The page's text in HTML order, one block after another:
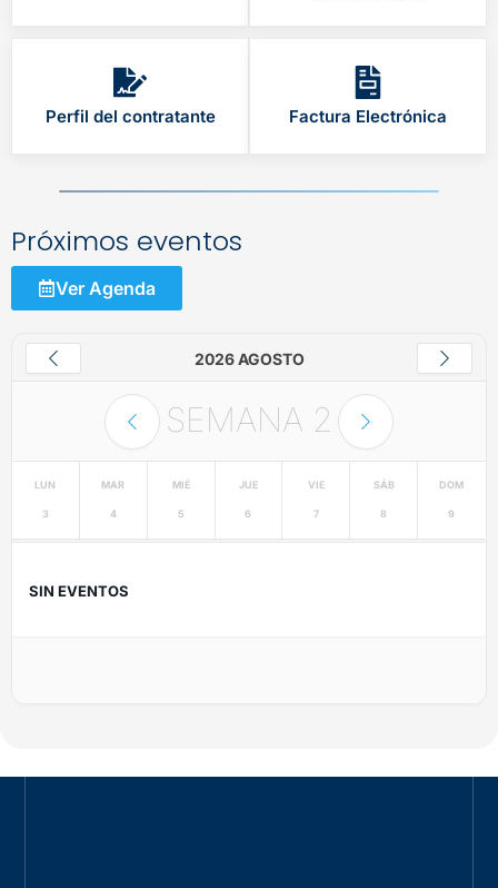
Perfil del contratante Factura Electrónica
Próximos eventos
Ver Agenda
2026 AGOSTO
SEMANA 2
LUN
3
MAR
4
MIÉ
5
JUE
6
VIE
7
SÁB
8
DOM
9
SIN EVENTOS